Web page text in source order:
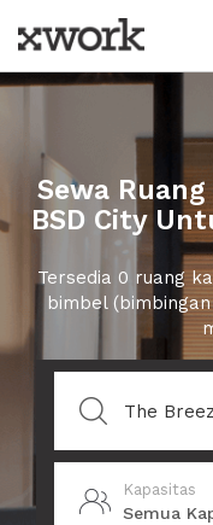
Sewa
BSD City
Tersedia 0 ruang
bimbel
Kapasitas
Semua